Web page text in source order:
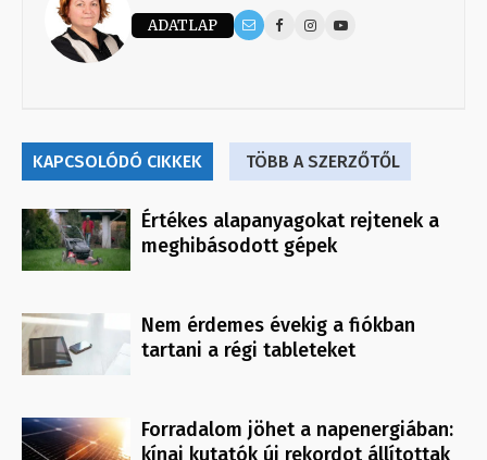
ADATLAP
KAPCSOLÓDÓ CIKKEK TÖBB A SZERZŐTŐL
Értékes alapanyagokat rejtenek a
meghibásodott gépek
Nem érdemes évekig a fiókban
tartani a régi tableteket
Forradalom jöhet a napenergiában:
kínai kutatók új rekordot állítottak